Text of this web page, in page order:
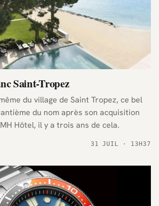
Saint-Tropez
du village de Saint Tropez, ce bel
du nom après son acquisition
Hôtel, il y a trois ans de cela.
31 JUIL · 13H37